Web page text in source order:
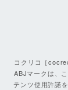
コクリコ［
ABJマークは、
テンツ使用許諾